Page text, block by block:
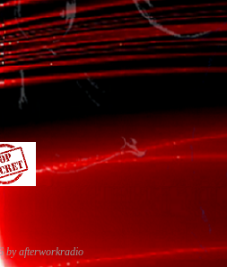
byafterworkradio